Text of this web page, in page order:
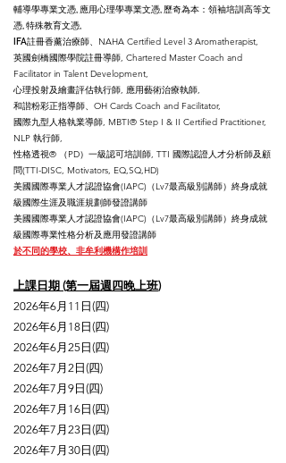
輔導學專業文憑, 應用心理學專業文憑, 歷奇為本：領袖培訓高等文
憑, 特殊教育文憑,
IFA註冊香薰治療師、 NAHA Certified Level 3 Aromatherapist,
英國劍橋國際學院註冊導師, Chartered Master Coach and
Facilitator in Talent Development,
心理投射及繪畫評估執行師, 應用藝術治療執師,
和諧粉彩正指導師、OH Cards Coach and Facilitator,
國際九型人格執業導師, MBTI® Step I & II Certified Practitioner,
NLP 執行師,
性格透視®️ （PD）一級認可培訓師, TTI 國際認證人才分析師及顧
問(TTI-DISC, Motivators, EQ,SQ,HD)
美國國際專業人才認證協會(IAPC)（Lv7最高級別講師）終身成就
級國際生涯及職涯規劃師發證講師
美國國際專業人才認證協會(IAPC)（Lv7最高級別講師）終身成就
級國際專業性格分析及應用發證講師
於不同的學校、非牟利機構作培訓
上課日期 (第一屆週四晚上班)
2026年6月11日(四)
2026年6月18日(四)
2026年6月25日(四)
2026年7月2日(四)
2026年7月9日(四)
2026年7月16日(四)
2026年7月23日(四)
2026年7月30日(四)